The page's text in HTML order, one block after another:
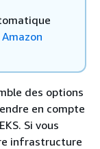
des options
en compte
Si vous
infrastructure